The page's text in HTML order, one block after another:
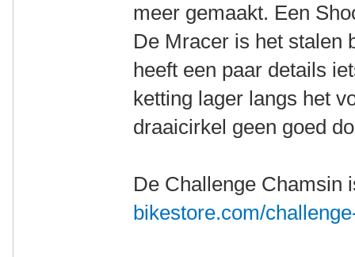
meer gemaakt. Een
De Mracer is het stalen
heeft een paar details
ketting lager langs het
draaicirkel geen goed
De Challenge Chamsin
bikestore.com/